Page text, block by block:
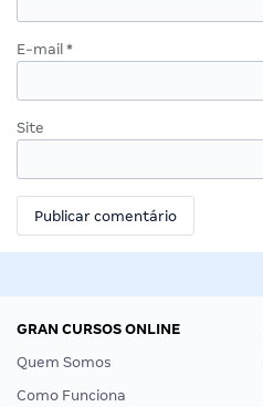
E-mail *
Site
GRAN CURSOS ONLINE
Quem Somos
Como Funciona